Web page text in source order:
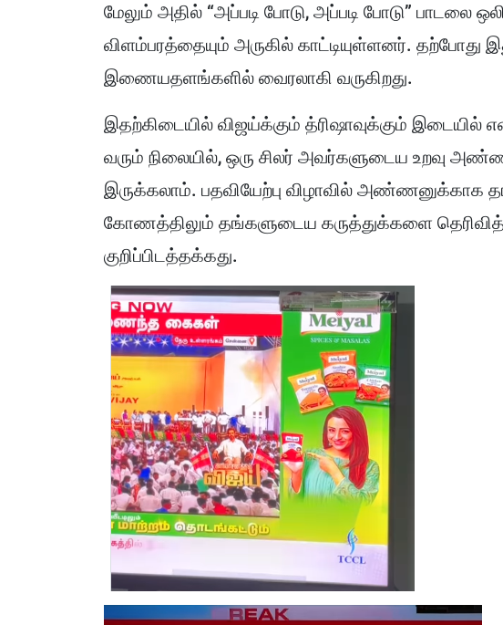
மேலும் அதில் “அப்படி போடு, அப்படி போடு” பாடலை
விளம்பரத்தையும் அருகில் காட்டியுள்ளனர்.
இணையதளங்களில் வைரலாகி வருகிறது.
இதற்கிடையில் விஜய்க்கும் த்ரிஷாவுக்கும் இடையில்
வரும் நிலையில், ஒரு சிலர் அவர்களுடைய உறவு
இருக்கலாம். பதவியேற்பு விழாவில் அண்ணனுக்காக
கோணத்திலும் தங்களுடைய கருத்துக்களை
குறிப்பிடத்தக்கது.